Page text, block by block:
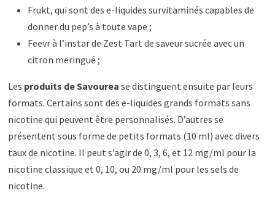
Frukt, qui sont des e-liquides survitaminés capables de
donner du pep’s à toute vape ;
Feevr à l’instar de Zest Tart de saveur sucrée avec un
citron meringué ;
Les produits de Savourease distinguent ensuite par leurs
formats. Certains sont des e-liquides grands formats sans
nicotine qui peuvent être personnalisés. D’autres se
présentent sous forme de petits formats (10 ml) avec divers
taux de nicotine. Il peut s’agir de 0, 3, 6, et 12 mg/ml pour la
nicotine classique et 0, 10, ou 20 mg/ml pour les sels de
nicotine.